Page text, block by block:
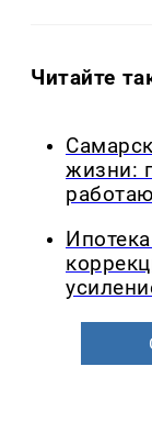
Читайте
жизни: